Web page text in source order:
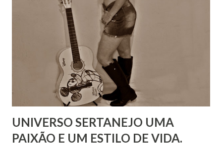
UNIVERSO SERTANEJO UMA
PAIXÃO E UM ESTILO DE VIDA.